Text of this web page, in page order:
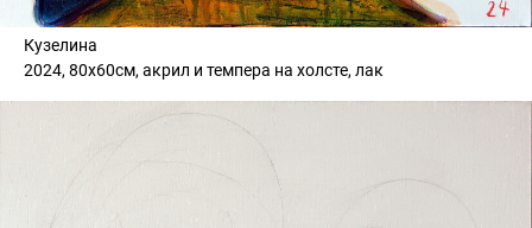
Кузелина
2024, 80х60см, акрил и темпера на холсте, лак